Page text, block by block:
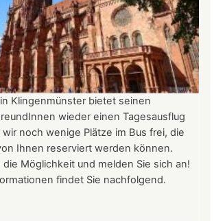
Klingenmünster bietet seinen
wieder einen Tagesausflug
noch wenige Plätze im Bus frei, die
Ihnen reserviert werden können.
Möglichkeit und melden Sie sich an!
findet Sie nachfolgend.